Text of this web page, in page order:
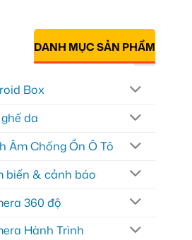
DANH MỤC SẢN PHẨM
Box
da
Âm Chống Ồn Ô Tô
biến & cảnh báo
360 độ
Hành Trình